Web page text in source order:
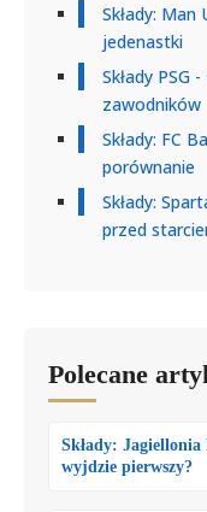
Składy:
jedenastki
Składy PSG
zawodników
Składy: FC
porównanie
Składy:
przed
Polecane
Składy: Jagiellonia
wyjdzie pierwszy?